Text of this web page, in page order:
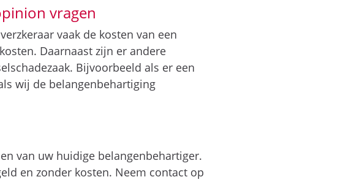
vragen
vaak de kosten van een
Daarnaast zijn er andere
Bijvoorbeeld als er een
wij de belangenbehartiging
van uw huidige belangenbehartiger.
en zonder kosten. Neem contact op